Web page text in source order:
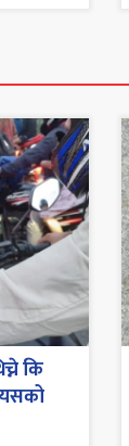
कि